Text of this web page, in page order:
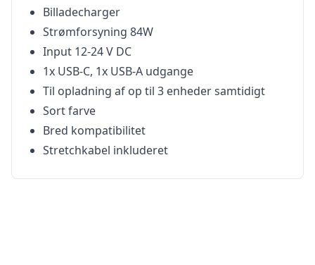
Billadecharger
Strømforsyning 84W
Input 12-24 V DC
1x USB-C, 1x USB-A udgange
Til opladning af op til 3 enheder samtidigt
Sort farve
Bred kompatibilitet
Stretchkabel inkluderet